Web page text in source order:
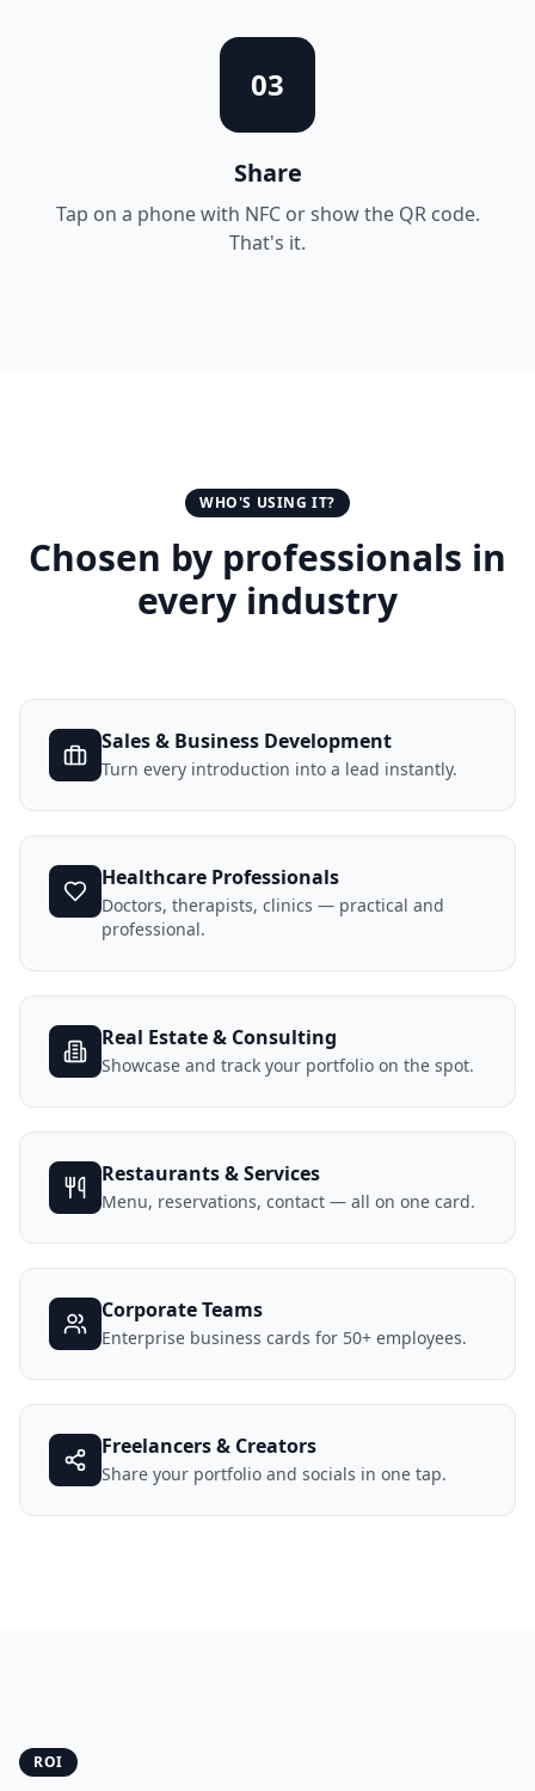
03
Share
Tap on a phone with NFC or show the QR code.
That's it.
WHO'S USING IT?
Chosen by professionals in
every industry
Sales & Business Development
Turn every introduction into a lead instantly.
Healthcare Professionals
Doctors, therapists, clinics — practical and
professional.
Real Estate & Consulting
Showcase and track your portfolio on the spot.
Restaurants & Services
Menu, reservations, contact — all on one card.
Corporate Teams
Enterprise business cards for 50+ employees.
Freelancers & Creators
Share your portfolio and socials in one tap.
ROI